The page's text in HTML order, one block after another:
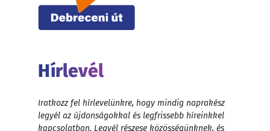
Hírlevél
Iratkozz fel hírlevelünkre, hogy mindig naprakész
legyél az újdonságokkal és legfrissebb híreinkkel
kapcsolatban. Legyél részese közösségünknek, és